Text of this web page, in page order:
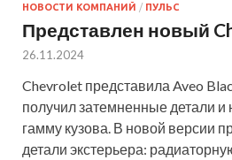
НОВОСТИ КОМПАНИЙ / ПУЛЬС
Представлен новый
26.11.2024
Chevrolet представила Aveo
получил затемненные детали
гамму кузова. В новой версии
детали экстерьера: